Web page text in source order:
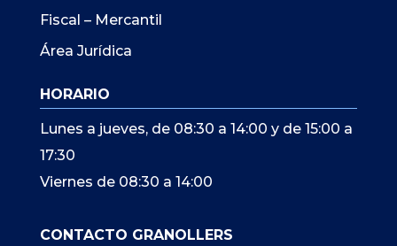
Fiscal – Mercantil
Área Jurídica
HORARIO
Lunes a jueves, de 08:30 a 14:00 y de 15:00 a
17:30
Viernes de 08:30 a 14:00
CONTACTO GRANOLLERS